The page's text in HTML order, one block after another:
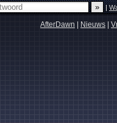
|
AfterDawn Nieuws